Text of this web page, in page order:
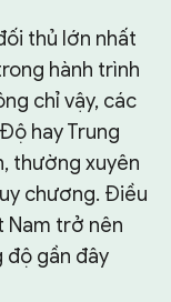
thủ lớn nhất
hành trình
chỉ vậy, các
hay Trung
thường xuyên
chương. Điều
Nam trở nên
độ gần đây